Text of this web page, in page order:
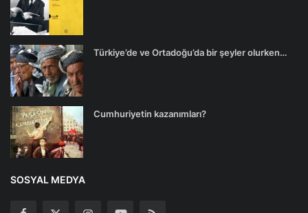
Türkiye’de ve Ortadoğu’da bir şeyler olurken…
Cumhuriyetin kazanımları?
SOSYAL MEDYA